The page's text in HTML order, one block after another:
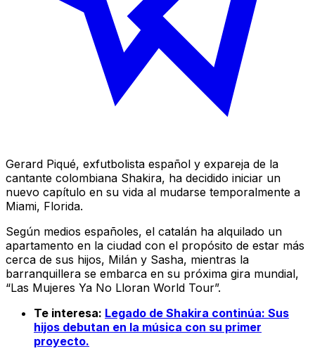
Gerard Piqué, exfutbolista español y expareja de la
cantante colombiana Shakira, ha decidido iniciar un
nuevo capítulo en su vida al mudarse temporalmente a
Miami, Florida.
Según medios españoles, el catalán ha alquilado un
apartamento en la ciudad con el propósito de estar más
cerca de sus hijos, Milán y Sasha, mientras la
barranquillera se embarca en su próxima gira mundial,
“Las Mujeres Ya No Lloran World Tour”.
Te interesa: Legado de Shakira continúa: Sus
hijos debutan en la música con su primer
proyecto.